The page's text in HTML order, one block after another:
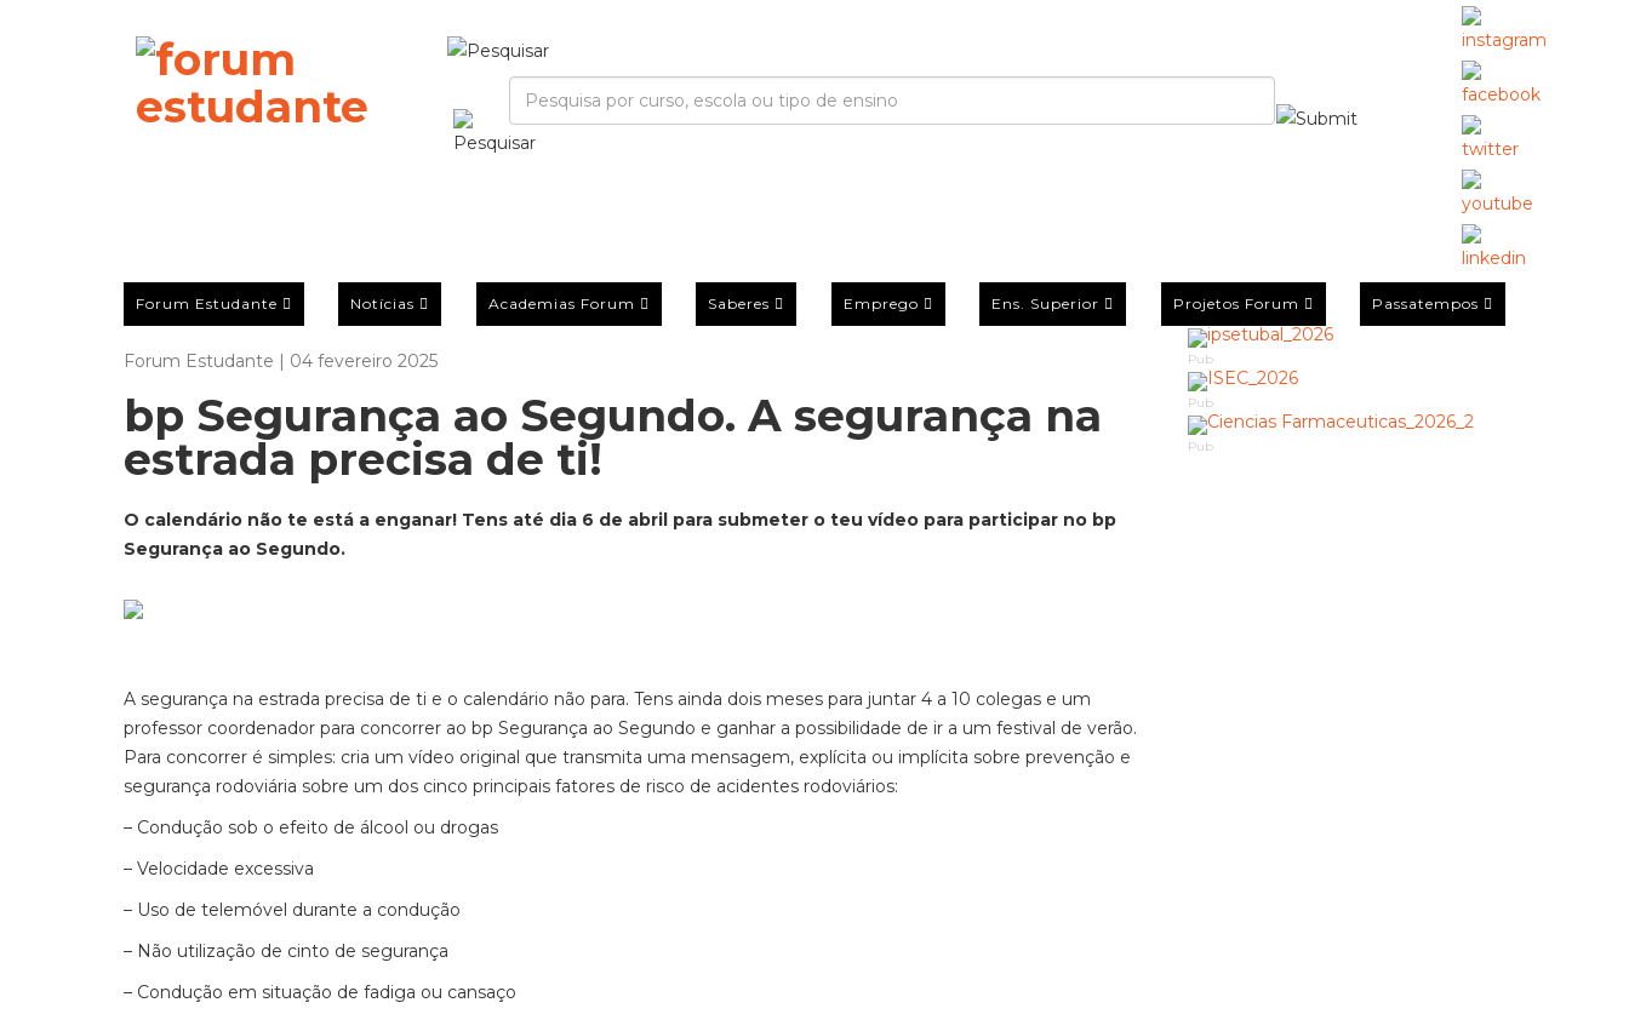
Forum Estudante Notícias Academias Forum Saberes Emprego Ens. Superior Projetos Forum Passatempos
Forum Estudante | 04 fevereiro 2025
bp Segurança ao Segundo. A segurança na
estrada precisa de ti!
O calendário não te está a enganar! Tens até dia 6 de abril para submeter o teu vídeo para participar no bp
Segurança ao Segundo.
A segurança na estrada precisa de ti e o calendário não para. Tens ainda dois meses para juntar 4 a 10 colegas e um
professor coordenador para concorrer ao bp Segurança ao Segundo e ganhar a possibilidade de ir a um festival de verão.
Para concorrer é simples: cria um vídeo original que transmita uma mensagem, explícita ou implícita sobre prevenção e
segurança rodoviária sobre um dos cinco principais fatores de risco de acidentes rodoviários:
– Condução sob o efeito de álcool ou drogas
– Velocidade excessiva
– Uso de telemóvel durante a condução
– Não utilização de cinto de segurança
– Condução em situação de fadiga ou cansaço
Pub
Pub
Pub